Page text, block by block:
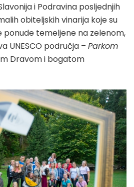
i Podravina posljednjih
obiteljskih vinarija koje su
ponude temeljene na zelenom,
UNESCO područja – Parkom
Dravom i bogatom